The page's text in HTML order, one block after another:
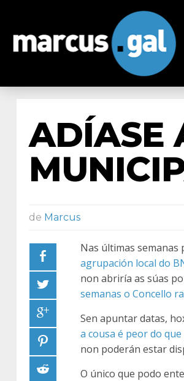
ADÍASE
de Marcus
Nas últimas semanas
agrupación local do
non abriría as súas
semanas o Concello
Sen apuntar datas,
a cousa é peor do
non poderán estar
O único que podo